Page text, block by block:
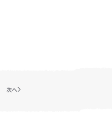
次へ